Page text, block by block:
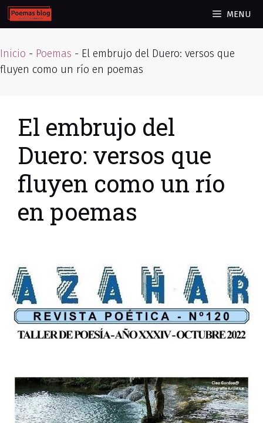
Skip
to
MENU
Inicio - Poemas - El embrujo del Duero: versos que
fluyen como un río en poemas
El embrujo del
Duero: versos que
fluyen como un río
en poemas